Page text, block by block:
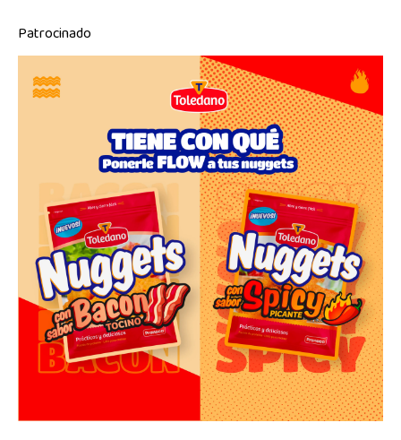
Patrocinado